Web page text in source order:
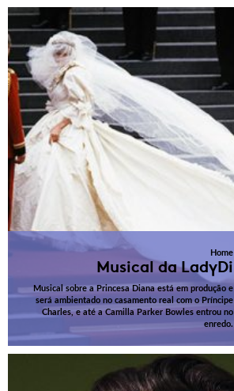
Home
Musical da LadyDi
Musical sobre a Princesa Diana está em produção e
será ambientado no casamento real com o Príncipe
Charles, e até a Camilla Parker Bowles entrou no
enredo.